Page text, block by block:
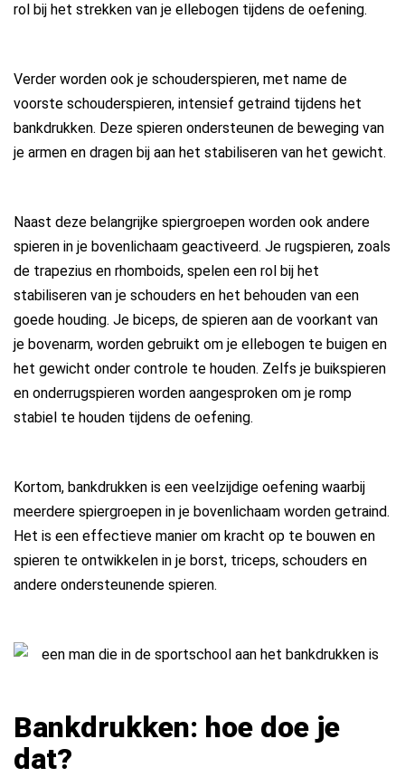
rol bij het strekken van je ellebogen tijdens de oefening.
Verder worden ook je schouderspieren, met name de
voorste schouderspieren, intensief getraind tijdens het
bankdrukken. Deze spieren ondersteunen de beweging van
je armen en dragen bij aan het stabiliseren van het gewicht.
Naast deze belangrijke spiergroepen worden ook andere
spieren in je bovenlichaam geactiveerd. Je rugspieren, zoals
de trapezius en rhomboids, spelen een rol bij het
stabiliseren van je schouders en het behouden van een
goede houding. Je biceps, de spieren aan de voorkant van
je bovenarm, worden gebruikt om je ellebogen te buigen en
het gewicht onder controle te houden. Zelfs je buikspieren
en onderrugspieren worden aangesproken om je romp
stabiel te houden tijdens de oefening.
Kortom, bankdrukken is een veelzijdige oefening waarbij
meerdere spiergroepen in je bovenlichaam worden getraind.
Het is een effectieve manier om kracht op te bouwen en
spieren te ontwikkelen in je borst, triceps, schouders en
andere ondersteunende spieren.
Bankdrukken: hoe doe je
dat?